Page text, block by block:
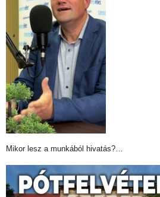
Mikor lesz a munkából hivatás?…